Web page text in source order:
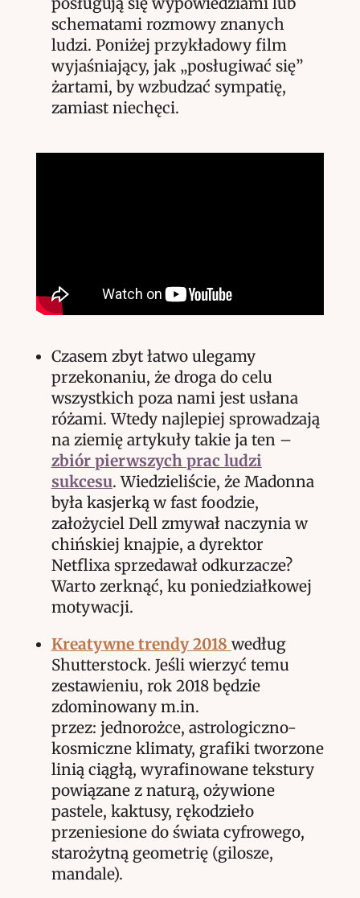
schematami rozmowy znanych
ludzi. Poniżej przykładowy film
wyjaśniający, jak „posługiwać się”
żartami, by wzbudzać sympatię,
zamiast niechęci.
Czasem zbyt łatwo ulegamy
przekonaniu, że droga do celu
wszystkich poza nami jest usłana
różami. Wtedy najlepiej sprowadzają
na ziemię artykuły takie ja ten –
zbiór pierwszych prac ludzi
sukcesu. Wiedzieliście, że Madonna
była kasjerką w fast foodzie,
założyciel Dell zmywał naczynia w
chińskiej knajpie, a dyrektor
Netflixa sprzedawał odkurzacze?
Warto zerknąć, ku poniedziałkowej
motywacji.
Kreatywne trendy 2018 według
Shutterstock. Jeśli wierzyć temu
zestawieniu, rok 2018 będzie
zdominowany m.in.
przez: jednorożce, astrologiczno-
kosmiczne klimaty, grafiki tworzone
linią ciągłą, wyrafinowane tekstury
powiązane z naturą, ożywione
pastele, kaktusy, rękodzieło
przeniesione do świata cyfrowego,
starożytną geometrię (gilosze,
mandale).